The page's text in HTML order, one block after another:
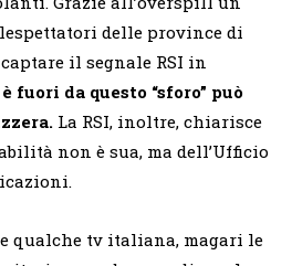
delle province di
il segnale RSI in
fuori da questo “sforo” può
La RSI, inoltre, chiarisce
non è sua, ma dell’Ufficio
qualche tv italiana, magari le